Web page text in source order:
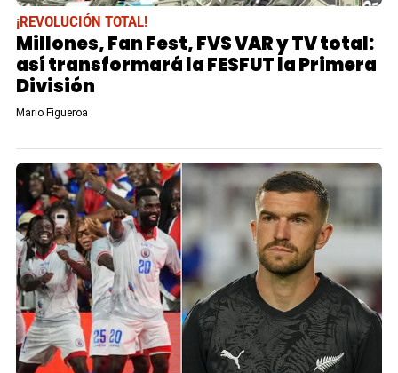
¡REVOLUCIÓN TOTAL!
Millones, Fan Fest, FVS VAR y TV total:
así transformará la FESFUT la Primera
División
Mario Figueroa